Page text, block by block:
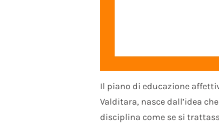
Il piano di educazione
Valditara, nasce dall’idea
disciplina come se si